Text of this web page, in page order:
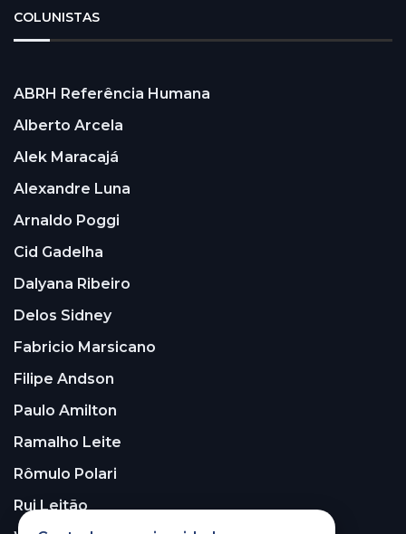
COLUNISTAS
ABRH Referência Humana
Alberto Arcela
Alek Maracajá
Alexandre Luna
Arnaldo Poggi
Cid Gadelha
Dalyana Ribeiro
Delos Sidney
Fabricio Marsicano
Filipe Andson
Paulo Amilton
Ramalho Leite
Rômulo Polari
Rui Leitão